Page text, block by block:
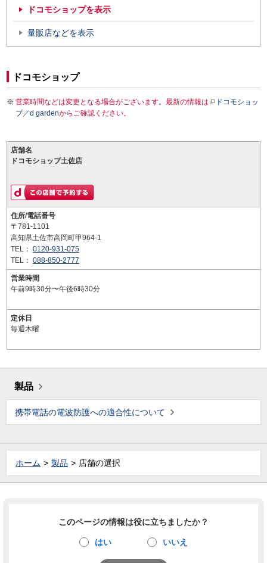
ドコモショップを表示
量販店などを表示
ドコモショップ
営業時間などは変更となる場合がございます。最新の情報は
ドコモショッ
プ／d gardenからご確認ください。
店舗名
ドコモショップ土佐店
住所/電話番号
〒781-1101
高知県土佐市高岡町甲964-1
TEL： 0120-931-075
TEL： 088-850-2777
営業時間
午前9時30分〜午後6時30分
定休日
毎週木曜
製品
携帯電話の電波防護への適合性について
ホーム 製品 店舗の選択
このページの情報は役に立ちましたか？
はい いいえ